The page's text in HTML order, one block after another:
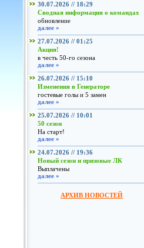
30.07.2026 // 18:29
Сводная информация о командах
обновление
далее »
27.07.2026 // 01:25
Акция!
в честь 50-го сезона
далее »
26.07.2026 // 15:10
Изменения в Генераторе
гостевые голы и 5 замен
далее »
25.07.2026 // 10:01
50 сезон
На старт!
далее »
24.07.2026 // 19:36
Новый сезон и призовые ЛК
Выплачены
далее »
АРХИВ НОВОСТЕЙ